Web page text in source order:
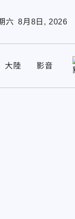
六 8月8日, 2026
大陸 影音